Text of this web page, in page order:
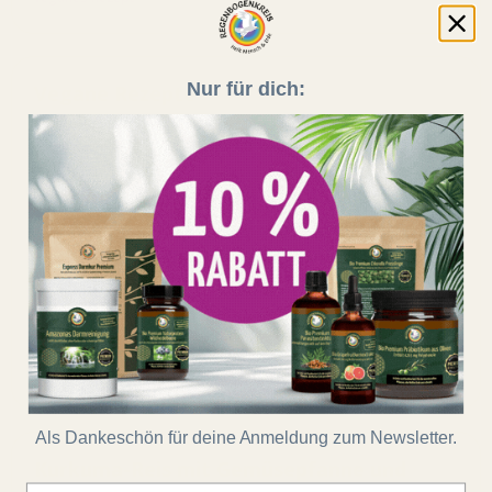
Vegane Rezepte
Von: Matthias 10.05.16 15:15 0 Kommentare
Hier habe ich einige meiner veganen Lieblingsrezepte
zusammengestellt. Viel Freude damit!
Mehr lesen
Tags:Vegane Kochkunst ,Vegane Rezepte,Vegane Ernährung
Nur für dich:
Als Dankeschön für deine Anmeldung zum Newsletter.